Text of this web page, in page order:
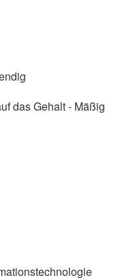
das Gehalt - Mäßig